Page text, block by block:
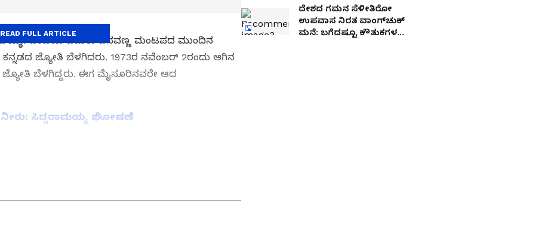
ಹಂಪಿಯ ಎದುರು ಬಸವಣ್ಣ ಮಂಟಪದ ಮುಂದಿನ
ಜ್ಯೋತಿ ಬೆಳಗಿದರು. 1973ರ ನವೆಂಬರ್ 2ರಂದು ಆಗಿನ
ಬೆಳಗಿದ್ದರು. ಈಗ ಮೈಸೂರಿನವರೇ ಆದ
ನೀರು: ಸಿದ್ದರಾಮಯ್ಯ ಘೋಷಣೆ
READ FULL ARTICLE
ಮತ್ತೊಂದು ಹೇಳಿಕೆ!
ದೇಶದ ಗಮನ ಸೆಳೀತಿರೋ
ಉಪವಾಸ ನಿರತ ವಾಂಗ್‌ಚುಕ್
ಮನೆ: ಬಗೆದಷ್ಟೂ ಕೌತುಕಗಳ